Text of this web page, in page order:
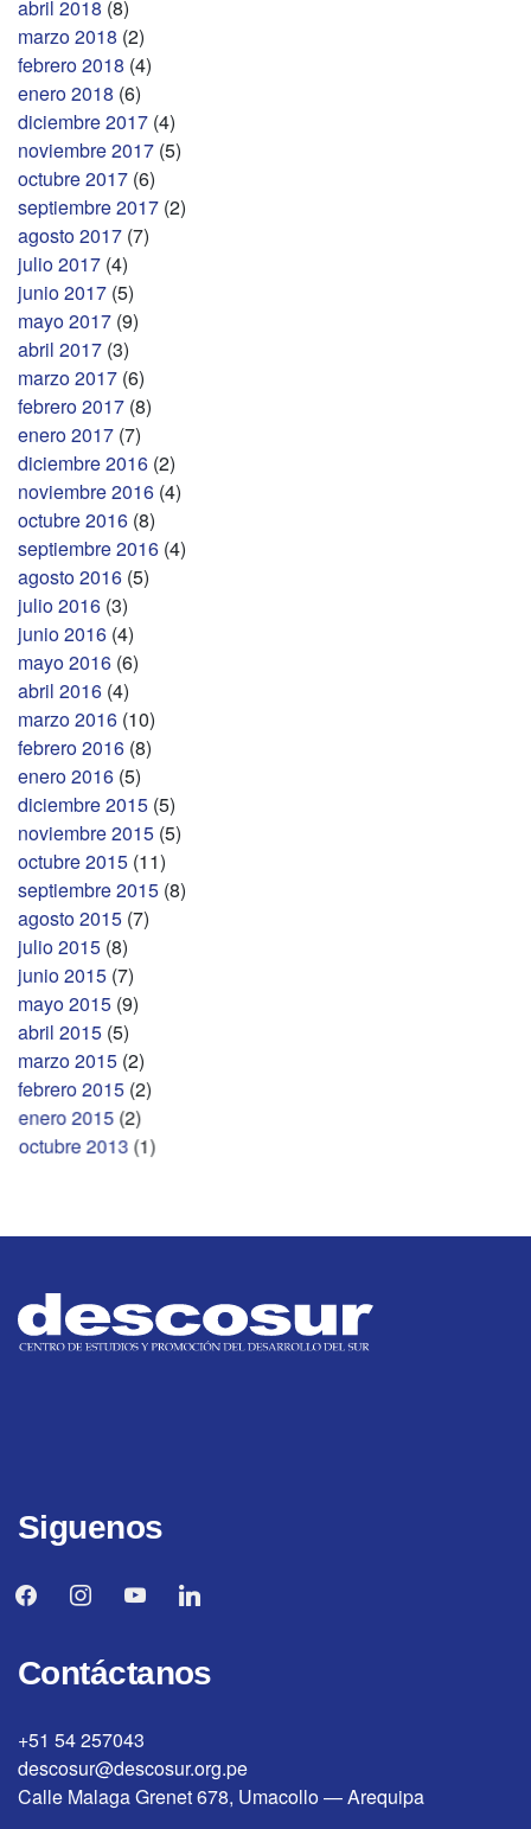
abril 2018 (8)
marzo 2018 (2)
febrero 2018 (4)
enero 2018 (6)
diciembre 2017 (4)
noviembre 2017 (5)
octubre 2017 (6)
septiembre 2017 (2)
agosto 2017 (7)
julio 2017 (4)
junio 2017 (5)
mayo 2017 (9)
abril 2017 (3)
marzo 2017 (6)
febrero 2017 (8)
enero 2017 (7)
diciembre 2016 (2)
noviembre 2016 (4)
octubre 2016 (8)
septiembre 2016 (4)
agosto 2016 (5)
julio 2016 (3)
junio 2016 (4)
mayo 2016 (6)
abril 2016 (4)
marzo 2016 (10)
febrero 2016 (8)
enero 2016 (5)
diciembre 2015 (5)
noviembre 2015 (5)
octubre 2015 (11)
septiembre 2015 (8)
agosto 2015 (7)
julio 2015 (8)
junio 2015 (7)
mayo 2015 (9)
abril 2015 (5)
marzo 2015 (2)
febrero 2015 (2)
enero 2015 (2)
octubre 2013 (1)
Siguenos
facebookinstagramyoutubelinkedin
Contáctanos
+51 54 257043
descosur@descosur.org.pe
Calle Malaga Grenet 678, Umacollo — Arequipa